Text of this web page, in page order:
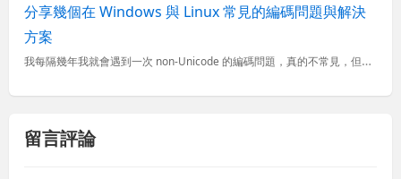
分享幾個在 Windows 與 Linux 常見的編碼問題與解決
方案
我每隔幾年我就會遇到一次 non-Unicode 的編碼問題，真的不常見，但這些年來也處理過無數次了，每次都被搞的很煩。最近在 Linux 環境又遇到棘手的編碼問題，檔案內容是從 ISO-8859-1
留言評論